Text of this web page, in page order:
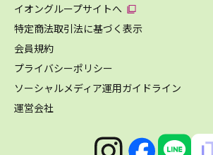
イオングループサイトへ
特定商法取引法に基づく表示
会員規約
プライバシーポリシー
ソーシャルメディア運用ガイドライン
運営会社